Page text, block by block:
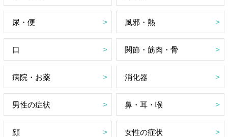
尿・便 風邪・熱
口 関節・筋肉・骨
病院・お薬 消化器
男性の症状 鼻・耳・喉
顔 女性の症状